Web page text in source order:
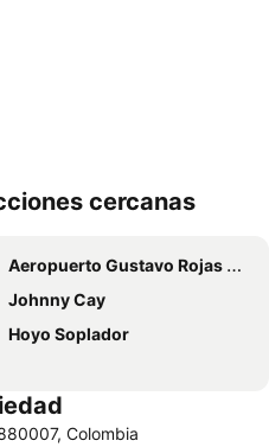
cercanas
Aeropuerto Gustavo Rojas Pinilla
Johnny Cay
Hoyo Soplador
Colombia